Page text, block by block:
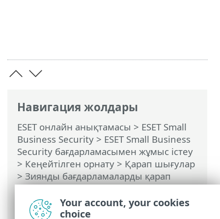
Навигация жолдары
ESET онлайн анықтамасы > ESET Small
Business Security > ESET Small Business
Security бағдарламасымен жұмыс істеу
> Кеңейтілген орнату > Қарап шығулар
> Зиянды бағдарламаларды қарап
шығу>Іске қосылған кезде қарап
шығу> Файлдарды тексеруді
автоматты түрде іске қосу
Your account, your cookies
choice